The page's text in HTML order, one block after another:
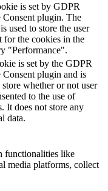
is set by GDPR
Consent plugin. The
used to store the user
for the cookies in the
"Performance".
is set by the GDPR
Consent plugin and is
store whether or not user
to the use of
It does not store any
data.
functionalities like
media platforms, collect